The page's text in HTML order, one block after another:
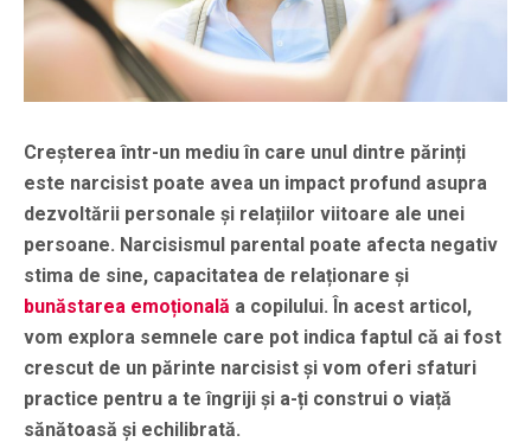
Creșterea într-un mediu în care unul dintre părinți
este narcisist poate avea un impact profund asupra
dezvoltării personale și relațiilor viitoare ale unei
persoane. Narcisismul parental poate afecta negativ
stima de sine, capacitatea de relaționare și
bunăstarea emoțională a copilului. În acest articol,
vom explora semnele care pot indica faptul că ai fost
crescut de un părinte narcisist și vom oferi sfaturi
practice pentru a te îngriji și a-ți construi o viață
sănătoasă și echilibrată.